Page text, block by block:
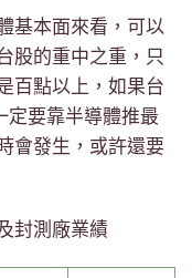
基本面來看，可以
股的重中之重，只
百點以上，如果台
定要靠半導體推最
會發生，或許還要
封測廠業績